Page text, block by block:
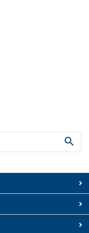
search